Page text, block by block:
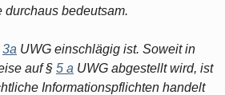
bedeutsam.
3a UWG einschlägig ist. Soweit in
auf § 5 a UWG abgestellt wird, ist
Informationspflichten handelt